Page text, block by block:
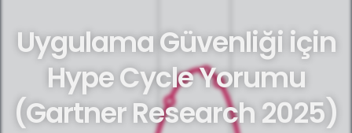
Uygulama Güvenliği için
Hype Cycle Yorumu
(Gartner Research 2025)